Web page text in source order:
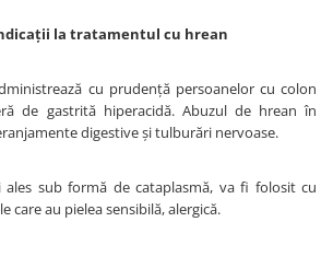
la tratamentul cu hrean
cu prudenţă persoanelor cu colon
de gastrită hiperacidă. Abuzul de hrean în
digestive şi tulburări nervoase.
ales sub formă de cataplasmă, va fi folosit cu
care au pielea sensibilă, alergică.